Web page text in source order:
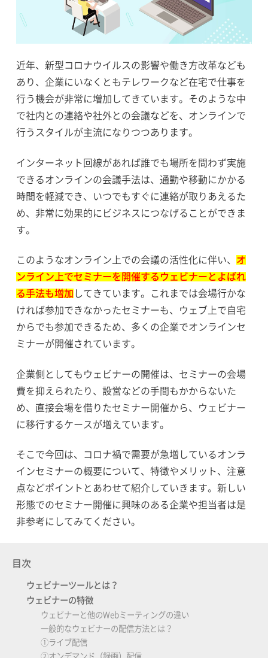
近年、新型コロナウイルスの影響や働き方改革なども
あり、企業にいなくともテレワークなど在宅で仕事を
行う機会が非常に増加してきています。そのような中
で社内との連絡や社外との会議などを、オンラインで
行うスタイルが主流になりつつあります。
インターネット回線があれば誰でも場所を問わず実施
できるオンラインの会議手法は、通勤や移動にかかる
時間を軽減でき、いつでもすぐに連絡が取りあえるた
め、非常に効果的にビジネスにつなげることができま
す。
このようなオンライン上での会議の活性化に伴い、 オ
ンライン上でセミナーを開催するウェビナーとよばれ
る手法も増加 してきています。これまでは会場行かな
ければ参加できなかったセミナーも、ウェブ上で自宅
からでも参加できるため、多くの企業でオンラインセ
ミナーが開催されています。
企業側としてもウェビナーの開催は、セミナーの会場
費を抑えられたり、設営などの手間もかからないた
め、直接会場を借りたセミナー開催から、ウェビナー
に移行するケースが増えています。
そこで今回は、コロナ禍で需要が急増しているオンラ
インセミナーの概要について、特徴やメリット、注意
点などポイントとあわせて紹介していきます。新しい
形態でのセミナー開催に興味のある企業や担当者は是
非参考にしてみてください。
目次
ウェビナーツールとは？
ウェビナーの特徴
ウェビナーと他のWebミーティングの違い
一般的なウェビナーの配信方法とは？
①ライブ配信